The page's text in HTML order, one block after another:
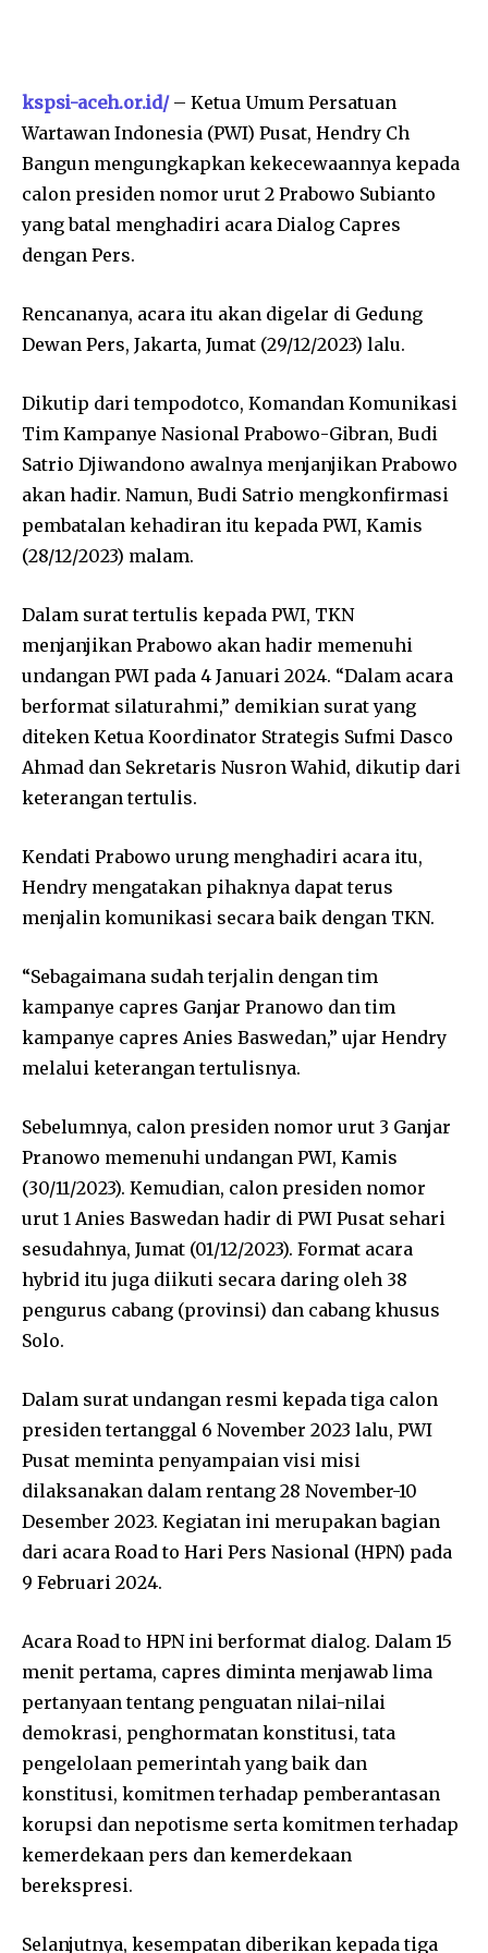
kspsi-aceh.or.id/– Ketua Umum Persatuan
Wartawan Indonesia (PWI) Pusat, Hendry Ch
Bangun mengungkapkan kekecewaannya kepada
calon presiden nomor urut 2 Prabowo Subianto
yang batal menghadiri acara Dialog Capres
dengan Pers.
Rencananya, acara itu akan digelar di Gedung
Dewan Pers, Jakarta, Jumat (29/12/2023) lalu.
Dikutip dari tempodotco, Komandan Komunikasi
Tim Kampanye Nasional Prabowo-Gibran, Budi
Satrio Djiwandono awalnya menjanjikan Prabowo
akan hadir. Namun, Budi Satrio mengkonfirmasi
pembatalan kehadiran itu kepada PWI, Kamis
(28/12/2023) malam.
Dalam surat tertulis kepada PWI, TKN
menjanjikan Prabowo akan hadir memenuhi
undangan PWI pada 4 Januari 2024. “Dalam acara
berformat silaturahmi,” demikian surat yang
diteken Ketua Koordinator Strategis Sufmi Dasco
Ahmad dan Sekretaris Nusron Wahid, dikutip dari
keterangan tertulis.
Kendati Prabowo urung menghadiri acara itu,
Hendry mengatakan pihaknya dapat terus
menjalin komunikasi secara baik dengan TKN.
“Sebagaimana sudah terjalin dengan tim
kampanye capres Ganjar Pranowo dan tim
kampanye capres Anies Baswedan,” ujar Hendry
melalui keterangan tertulisnya.
Sebelumnya, calon presiden nomor urut 3 Ganjar
Pranowo memenuhi undangan PWI, Kamis
(30/11/2023). Kemudian, calon presiden nomor
urut 1 Anies Baswedan hadir di PWI Pusat sehari
sesudahnya, Jumat (01/12/2023). Format acara
hybrid itu juga diikuti secara daring oleh 38
pengurus cabang (provinsi) dan cabang khusus
Solo.
Dalam surat undangan resmi kepada tiga calon
presiden tertanggal 6 November 2023 lalu, PWI
Pusat meminta penyampaian visi misi
dilaksanakan dalam rentang 28 November-10
Desember 2023. Kegiatan ini merupakan bagian
dari acara Road to Hari Pers Nasional (HPN) pada
9 Februari 2024.
Acara Road to HPN ini berformat dialog. Dalam 15
menit pertama, capres diminta menjawab lima
pertanyaan tentang penguatan nilai-nilai
demokrasi, penghormatan konstitusi, tata
pengelolaan pemerintah yang baik dan
konstitusi, komitmen terhadap pemberantasan
korupsi dan nepotisme serta komitmen terhadap
kemerdekaan pers dan kemerdekaan
berekspresi.
Selanjutnya, kesempatan diberikan kepada tiga